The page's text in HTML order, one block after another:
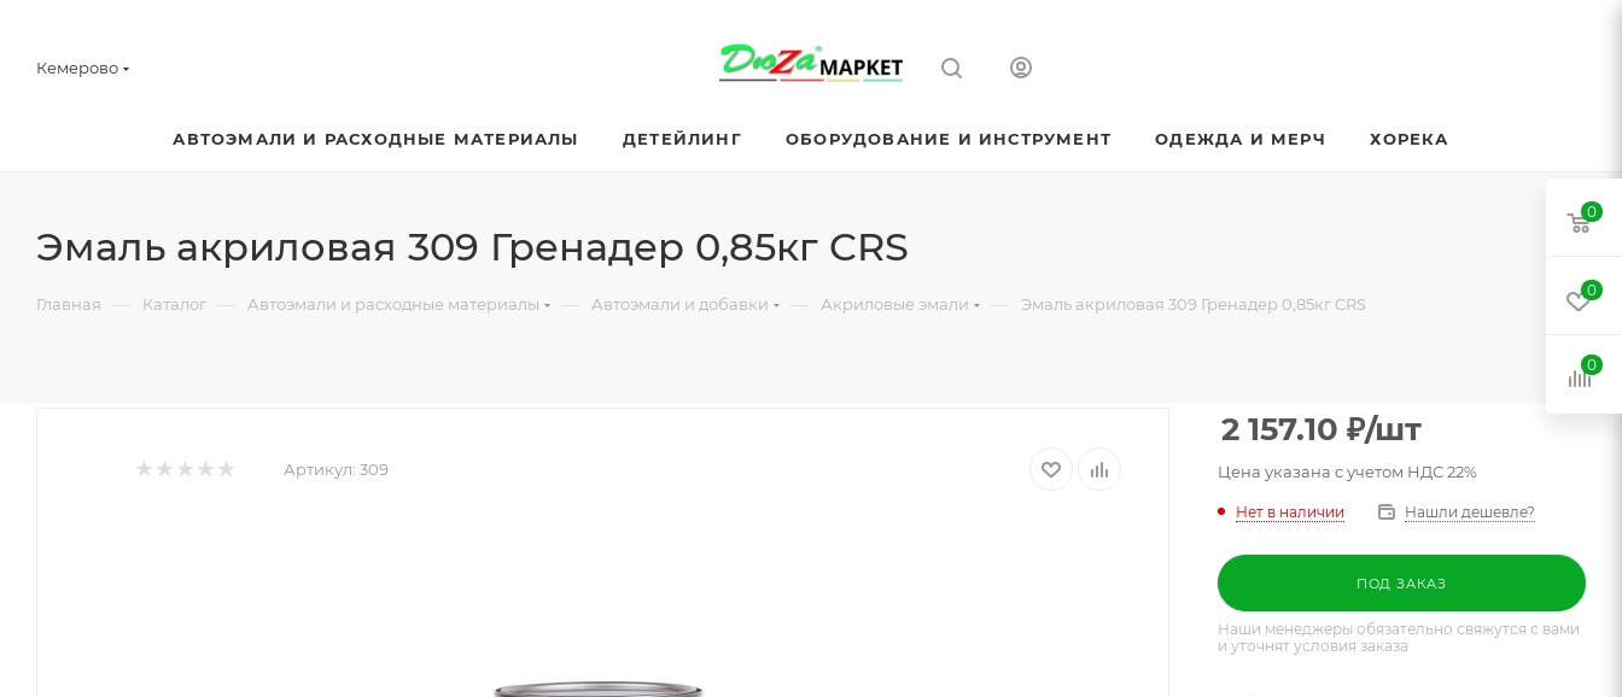
Кемерово
АВТОЭМАЛИ И РАСХОДНЫЕ МАТЕРИАЛЫ ДЕТЕЙЛИНГ ОБОРУДОВАНИЕ И ИНСТРУМЕНТ ОДЕЖДА И МЕРЧ ХОРЕКА
Эмаль акриловая 309 Гренадер 0,85кг CRS
Главная — Каталог — Автоэмали и расходные материалы — Автоэмали и добавки — Акриловые эмали — Эмаль акриловая 309 Гренадер 0,85кг CRS
Артикул: 309
2 157.10 ₽/шт
Цена указана с учетом НДС 22%
Нет в наличии Нашли дешевле?
ПОД ЗАКАЗ
Наши менеджеры обязательно свяжутся с вами
и уточнят условия заказа
0
0
0